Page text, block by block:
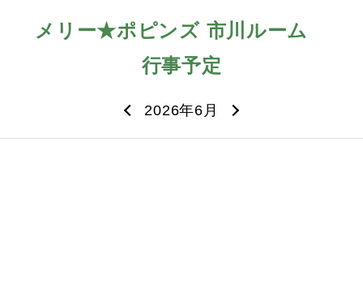
メリー★ポピンズ 市川ルーム
行事予定
2026年6月